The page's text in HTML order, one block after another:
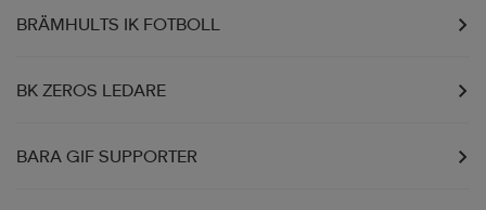
BRÄMHULTS IK FOTBOLL
BK ZEROS LEDARE
BARA GIF SUPPORTER